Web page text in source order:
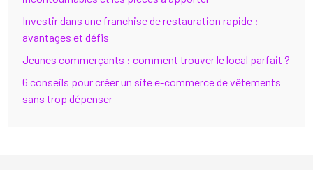
Investir dans une franchise de restauration rapide :
avantages et défis
Jeunes commerçants : comment trouver le local parfait ?
6 conseils pour créer un site e-commerce de vêtements
sans trop dépenser